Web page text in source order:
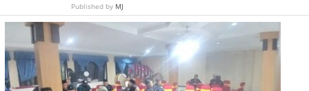
Published by MJ